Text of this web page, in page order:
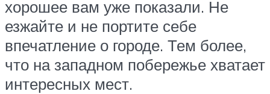
хорошее вам уже показали. Не
езжайте и не портите себе
впечатление о городе. Тем более,
что на западном побережье хватает
интересных мест.